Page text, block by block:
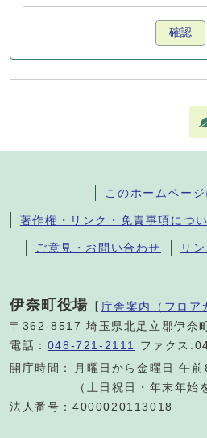
確認
このホームペー
著作権・リンク・免責事項につ
ご意見・お問い合わせ リ
伊奈町役場 【 庁舎案内（フロア
〒362-8517 埼玉県北足立郡伊奈
電話： 048-721-2111
ファクス
開庁時間：
月曜日から金曜日 午
（土日祝日・年末年始
法人番号：4000020113018